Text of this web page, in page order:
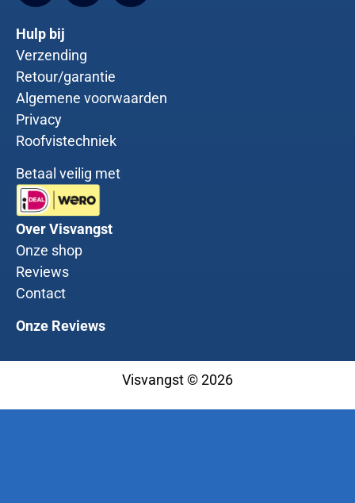
Hulp bij
Verzending
Retour/garantie
Algemene voorwaarden
Privacy
Roofvistechniek
Betaal veilig met
Over Visvangst
Onze shop
Reviews
Contact
Onze Reviews
Visvangst © 2026